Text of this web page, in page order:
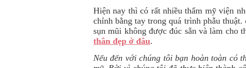
Hiện nay thì có rất nhiều thẩm mỹ viện
chỉnh bằng tay trong quá trình phẫu
sụn mũi không được đúc sẵn và làm cho
thân đẹp ở đâu.
Nếu đến với chúng tôi bạn hoàn toàn có